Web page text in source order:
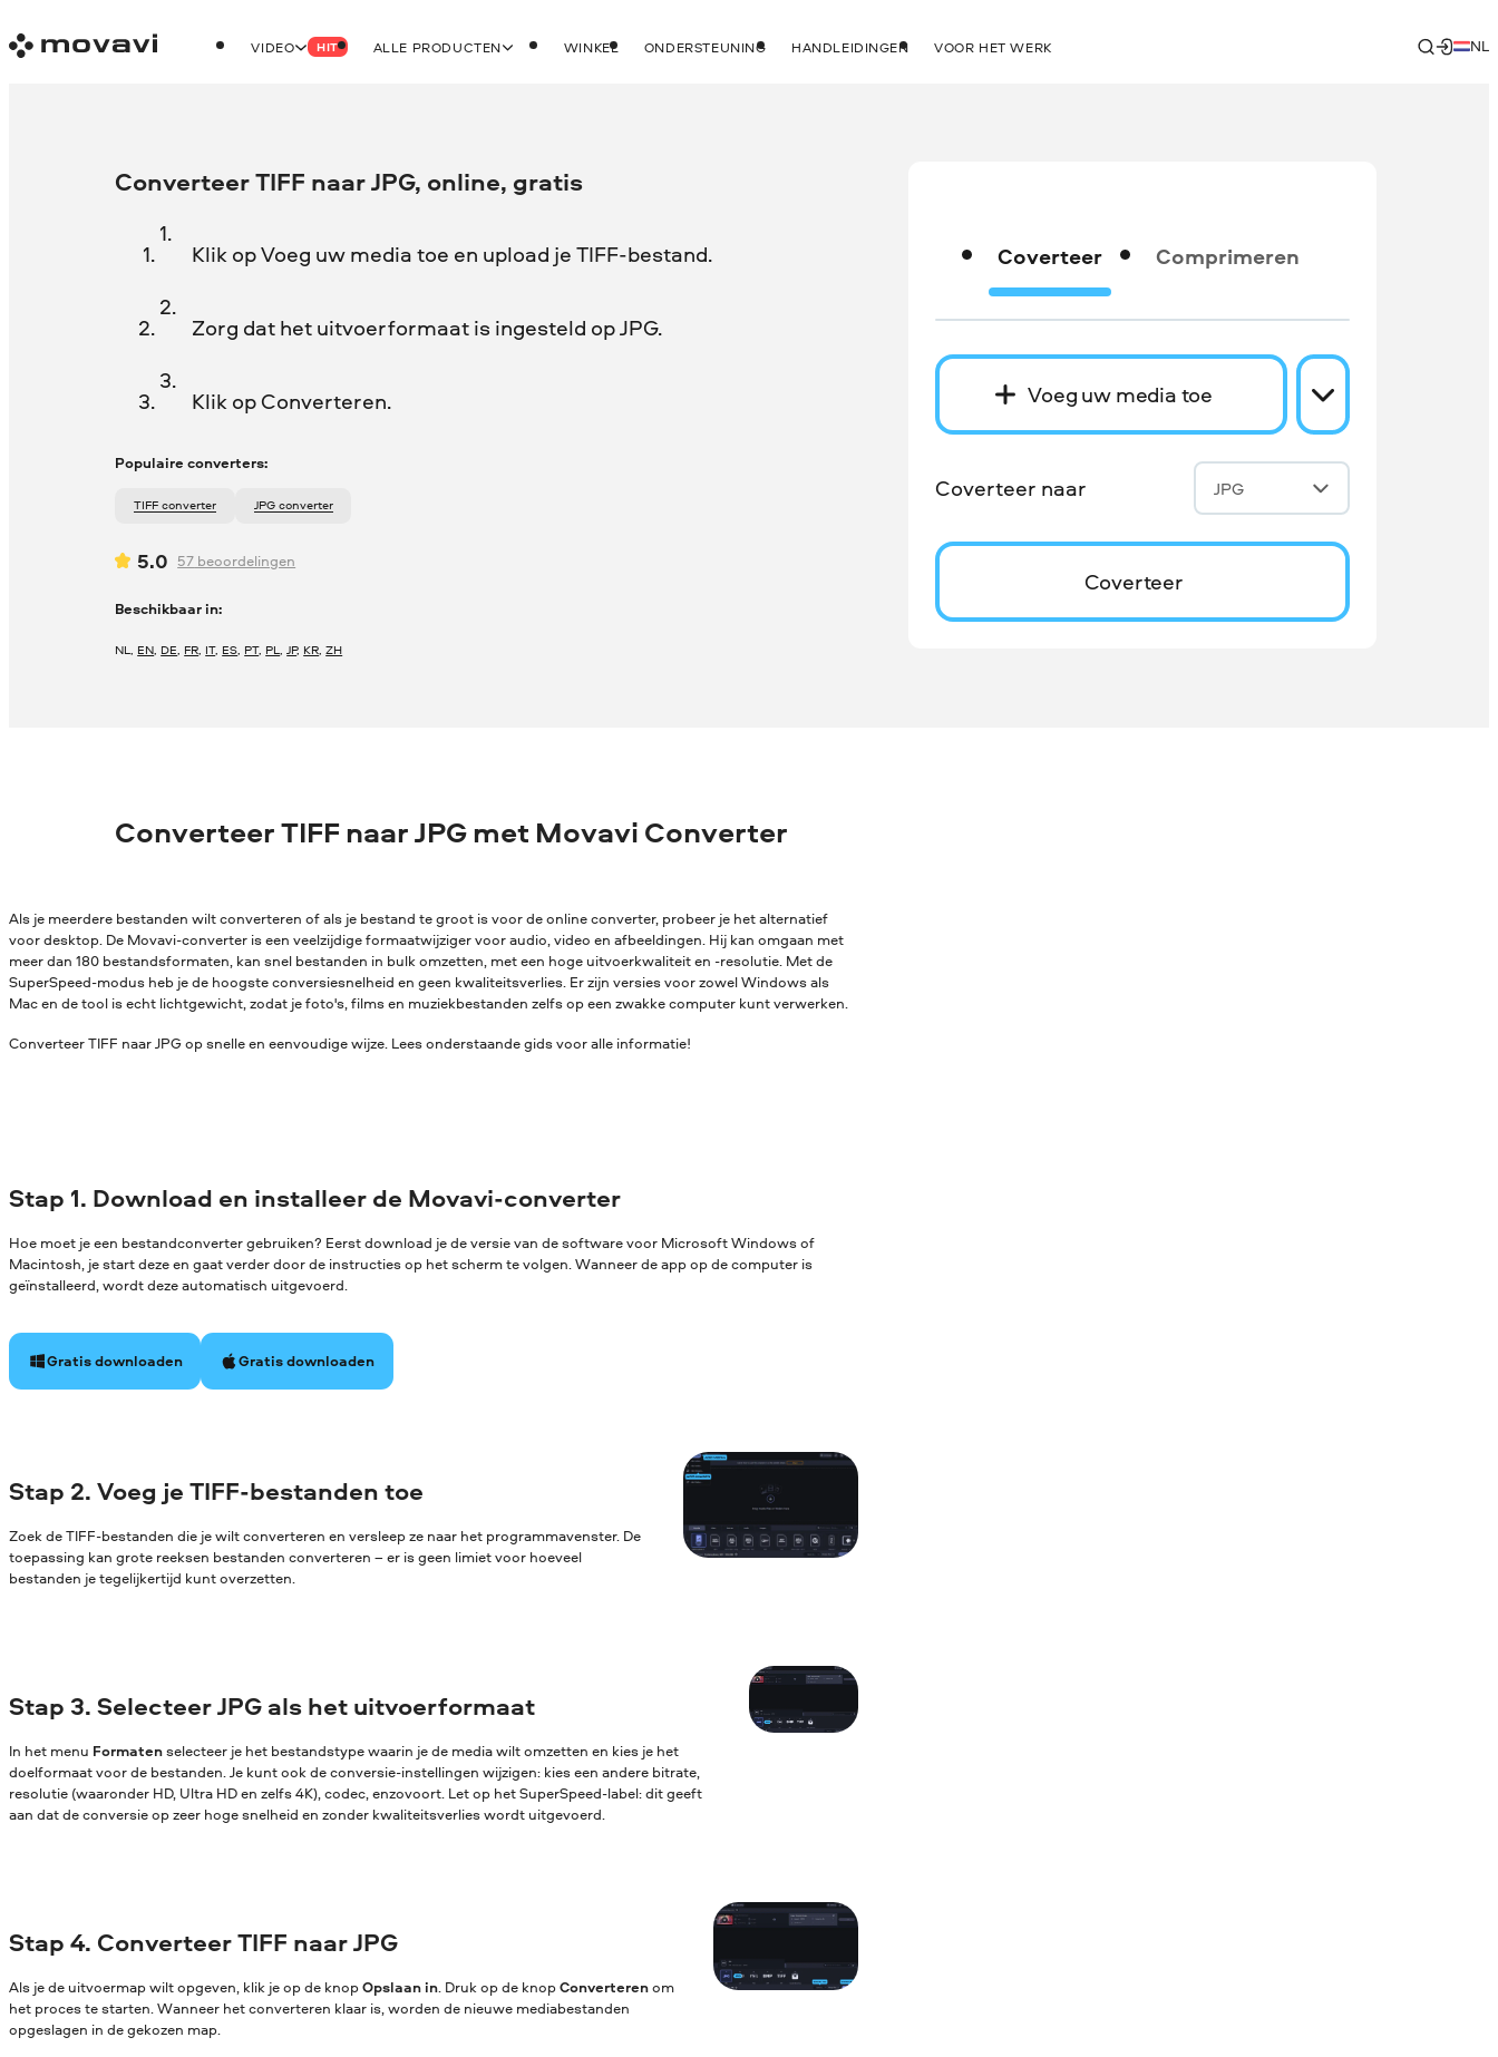
VIDEO HIT ALLE PRODUCTEN WINKEL ONDERSTEUNING HANDLEIDINGEN VOOR HET WERK NL
Converteer TIFF naar JPG, online, gratis
Klik op Voeg uw media toe en upload je TIFF-bestand.
Zorg dat het uitvoerformaat is ingesteld op JPG.
Klik op Converteren.
Populaire converters:
TIFF converter JPG converter
5.0 57 beoordelingen
Beschikbaar in:
NL, EN, DE, FR, IT, ES, PT, PL,JP, KR,ZH
Coverteer Comprimeren
Voeg uw media toe
Coverteer naar JPG
Coverteer
Converteer TIFF naar JPG met Movavi Converter
Als je meerdere bestanden wilt converteren of als je bestand te groot is voor de online converter, probeer je het alternatief
voor desktop. De Movavi-converter is een veelzijdige formaatwijziger voor audio, video en afbeeldingen. Hij kan omgaan met
meer dan 180 bestandsformaten, kan snel bestanden in bulk omzetten, met een hoge uitvoerkwaliteit en -resolutie. Met de
SuperSpeed-modus heb je de hoogste conversiesnelheid en geen kwaliteitsverlies. Er zijn versies voor zowel Windows als
Mac en de tool is echt lichtgewicht, zodat je foto's, films en muziekbestanden zelfs op een zwakke computer kunt verwerken.
Converteer TIFF naar JPG op snelle en eenvoudige wijze. Lees onderstaande gids voor alle informatie!
Stap 1. Download en installeer de Movavi-converter
Hoe moet je een bestandconverter gebruiken? Eerst download je de versie van de software voor Microsoft Windows of
Macintosh, je start deze en gaat verder door de instructies op het scherm te volgen. Wanneer de app op de computer is
geïnstalleerd, wordt deze automatisch uitgevoerd.
Gratis downloaden Gratis downloaden
Stap 2. Voeg je TIFF-bestanden toe
Zoek de TIFF-bestanden die je wilt converteren en versleep ze naar het programmavenster. De
toepassing kan grote reeksen bestanden converteren – er is geen limiet voor hoeveel
bestanden je tegelijkertijd kunt overzetten.
Stap 3. Selecteer JPG als het uitvoerformaat
In het menu Formatenselecteer je het bestandstype waarin je de media wilt omzetten en kies je het
doelformaat voor de bestanden. Je kunt ook de conversie-instellingen wijzigen: kies een andere bitrate,
resolutie (waaronder HD, Ultra HD en zelfs 4K), codec, enzovoort. Let op het SuperSpeed-label: dit geeft
aan dat de conversie op zeer hoge snelheid en zonder kwaliteitsverlies wordt uitgevoerd.
Stap 4. Converteer TIFF naar JPG
Als je de uitvoermap wilt opgeven, klik je op de knopOpslaan in. Druk op de knopConverterenom
het proces te starten. Wanneer het converteren klaar is, worden de nieuwe mediabestanden
opgeslagen in de gekozen map.